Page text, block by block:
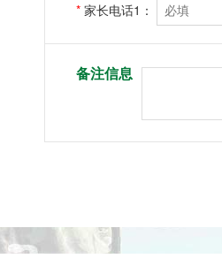
* 家长电话1：
备注信息